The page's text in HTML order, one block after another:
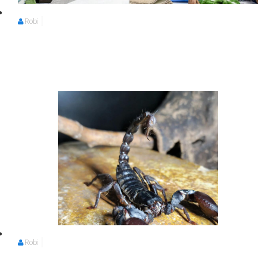
Robi
Robi